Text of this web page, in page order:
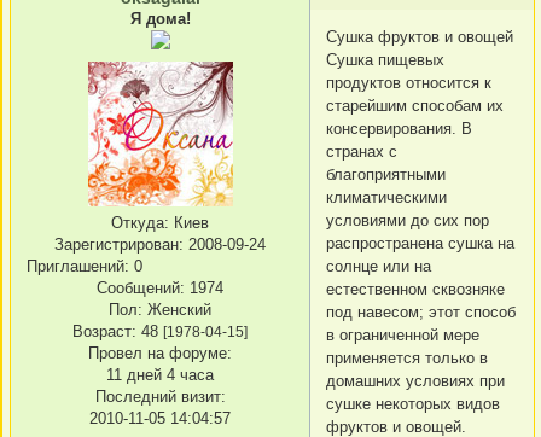
Я дома!
Откуда: Киев
Зарегистрирован: 2008-09-24
Приглашений: 0
Сообщений: 1974
Пол: Женский
Возраст: 48 [1978-04-15]
Провел на форуме:
11 дней 4 часа
Последний визит:
2010-11-05 14:04:57
Сушка фруктов и овощей
Сушка пищевых
продуктов относится к
старейшим способам их
консервирования. В
странах с
благоприятными
климатическими
условиями до сих пор
распространена сушка на
солнце или на
естественном сквозняке
под навесом; этот способ
в ограниченной мере
применяется только в
домашних условиях при
сушке некоторых видов
фруктов и овощей.